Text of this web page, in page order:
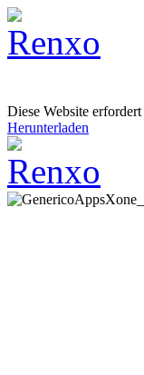
Diese Website erfordert
Herunterladen